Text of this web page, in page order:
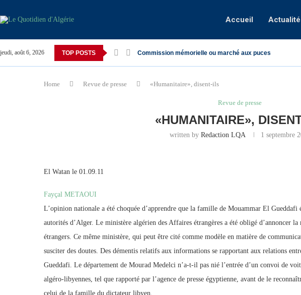
Accueil
jeudi, août 6, 2026 TOP POSTS Commission mémorielle ou marché aux puces
Home Revue de presse «Humanitaire», disent-ils
Revue de presse
«HUMANITAIRE»,
written by Redaction LQA 1 septembre
El Watan le 01.09.11
Fayçal METAOUI
L’opinion nationale a été choquée d’apprendre que la famille de Mouammar El Gueddafi
autorités d’Alger. Le ministère algérien des Affaires étrangères a été obligé d’annoncer
étrangers. Ce même ministère, qui peut être cité comme modèle en matière de
susciter des doutes. Des démentis relatifs aux informations se rapportant aux relations
Gueddafi. Le département de Mourad Medelci n’a-t-il pas nié l’entrée d’un convoi de
algéro-libyennes, tel que rapporté par l’agence de presse égyptienne, avant de le
celui de la famille du dictateur libyen.